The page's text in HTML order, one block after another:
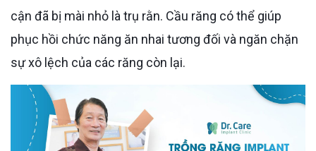
cận đã bị mài nhỏ là trụ rằn. Cầu răng có thể giúp
phục hồi chức năng ăn nhai tương đối và ngăn chặn
sự xô lệch của các răng còn lại.